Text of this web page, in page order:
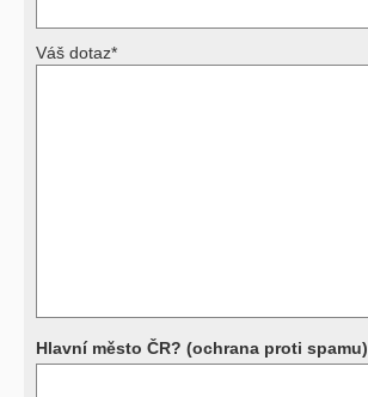
Výsledky vyšetření
Váš dotaz*
Hlavní město ČR? (ochrana proti spamu)